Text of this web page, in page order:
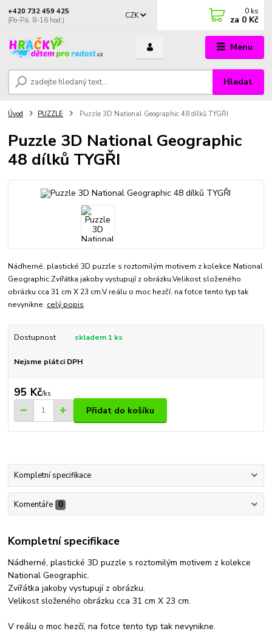
Menu
CZK
Hledat
+420 732 459 425
(Po-Pá, 8-16 hod.)
0 ks
za 0 Kč
Úvod PUZZLE Puzzle 3D National Geographic 48 dílků TYGŘI
Puzzle 3D National Geographic
48 dílků TYGŘI
Nádherné, plastické 3D puzzle s roztomilým motivem z kolekce National
Geographic.Zvířátka jakoby vystupují z obrázku.Velikost složeného
obrázku cca 31 cm X 23 cm.V reálu o moc hezčí, na fotce tento typ tak
nevynikne. celý popis
Dostupnost skladem 1 ks
Nejsme plátci DPH
95 Kč/ks
Přidat do košíku
Kompletní specifikace
Komentáře 0
Kompletní specifikace
Nádherné, plastické 3D puzzle s roztomilým motivem z kolekce
National Geographic.
Zvířátka jakoby vystupují z obrázku.
Velikost složeného obrázku cca 31 cm X 23 cm.
V reálu o moc hezčí, na fotce tento typ tak nevynikne.